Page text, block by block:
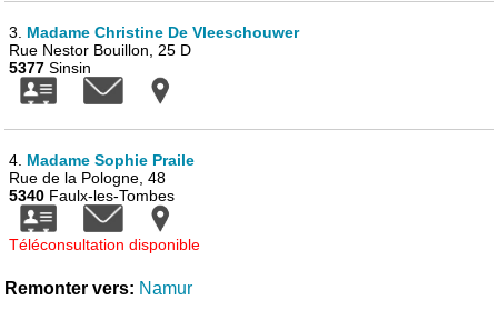
3. Madame Christine De Vleeschouwer
Rue Nestor Bouillon, 25 D
5377 Sinsin
4. Madame Sophie Praile
Rue de la Pologne, 48
5340 Faulx-les-Tombes
Téléconsultation disponible
Remonter vers: Namur